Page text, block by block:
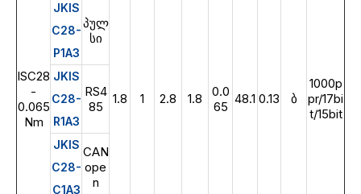
ISC28
-
0.065
Nm
JKIS
C28-
P1A3
პულ
სი
1.8 1 2.8 1.8
0.0
65
48.1 0.13 ბ
1000p
pr/17bi
t/15bit
JKIS
C28-
R1A3
RS4
85
JKIS
C28-
C1A3
CAN
ope
n